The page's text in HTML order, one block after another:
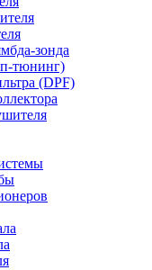
зонда
тюнинг)
(DPF)